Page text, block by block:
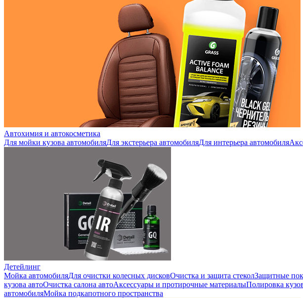
Автохимия и автокосметика
Для мойки кузова автомобиляДля экстерьера автомобиляДля интерьера автомобиля
Детейлинг
Мойка автомобиляДля очистки колесных дисковОчистка и защита стеколЗащитные
кузова автоОчистка салона автоАксессуары и протирочные материалыПолировка
автомобиляМойка подкапотного пространства